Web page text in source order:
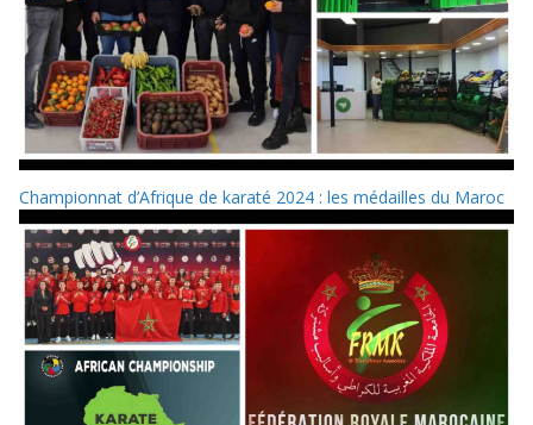
Championnat d’Afrique de karaté 2024 : les médailles du Maroc